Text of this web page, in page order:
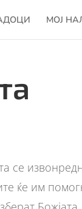
МОЈ
се
ќе им